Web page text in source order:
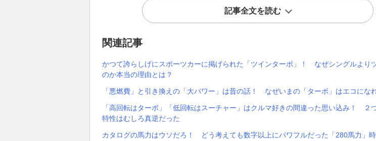
記事全文を読む
関連記事
かつて誇らしげにスポーツカーに掲げられた「ツインターボ」！ なぜシングルより
のか本当の理由とは？
「悪燃費」と引き換えの「大パワー」は昔の話！ なぜいまの「ターボ」はエコにな
「高回転はターボ」「低回転はスーチャー」はクルマ好きの間違った思い込み！ ２
特性はむしろ真逆だった
カタログの馬力はウソだろ！ どう考えても数字以上にパワフルだった「280馬力」